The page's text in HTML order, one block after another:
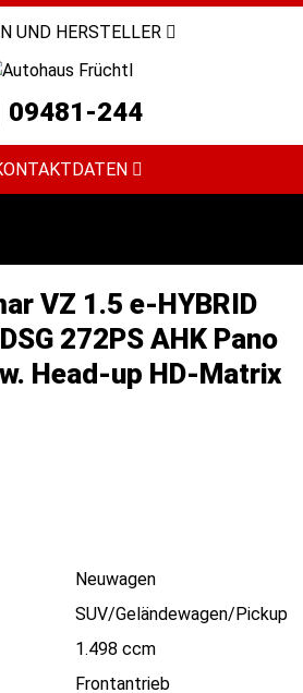
UND HERSTELLER
09481-244
VZ 1.5 e-HYBRID
272PS AHK Pano
Head-up HD-Matrix
Neuwagen
SUV/Geländewagen/Pickup
1.498 ccm
Frontantrieb